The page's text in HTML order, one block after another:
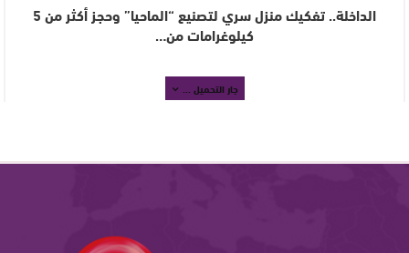
الداخلة.. تفكيك منزل سري لتصنيع “الماحيا” وحجز أكثر من 5
كيلوغرامات من…
جار التحميل ...